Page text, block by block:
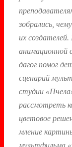
зоб­ра­лись,
их
ани­маци­он­ной
дагог по­мог
сце­нарий
сту­дии
рас­смот­реть
цве­товое
мле­ние
муль­тфиль­ма